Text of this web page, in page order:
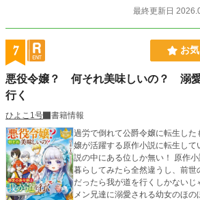
に依頼をこなす日々。 チート
る）を隠しながら、町で路上生
いく事に。 冒険者で稼いだお
え子供達を笑顔にする。 そんな
なった。 Ｆ級冒険者からＣ級冒
深部。 ダンジョンマスターとし
45）旭 尚人（あさひ なおと）
宮都市へ。 テイムした仲間のシ
フ）・ハニー（ハニービー）・フ
と一緒に楽しくダンジョン攻略
まる？ そんな冒険です。 残念
す。
最終更新日
7 お
悪役令嬢？ 何それ美味しいの？ 溺
行く
ひよこ1号
書籍情報
過労で倒れて公爵令嬢に転生し
嬢が活躍する原作小説に転生し
説の中にある位しか無い！ 原作
暮らしてみたら全然違うし、前世
だったら我が道を行くしかない
メン兄達に溺愛される幼女のほ